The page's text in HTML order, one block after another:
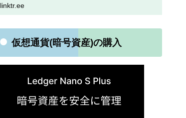
linktr.ee
仮想通貨(暗号資産)の購入